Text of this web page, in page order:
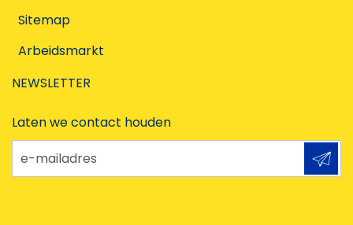
Sitemap
Arbeidsmarkt
NEWSLETTER
Laten we contact houden
e-mailadres